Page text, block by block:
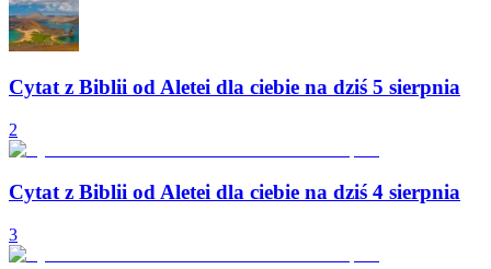
Cytat z Biblii od Aletei dla ciebie na dziś 5 sierpnia
2
Cytat z Biblii od Aletei dla ciebie na dziś 4 sierpnia
3